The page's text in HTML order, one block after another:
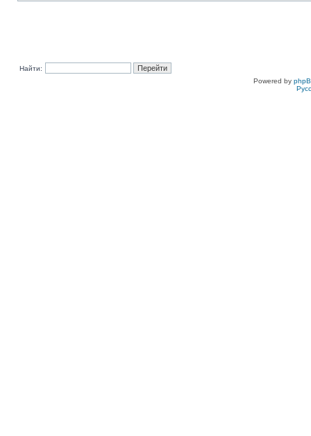
Найти:
Powered by